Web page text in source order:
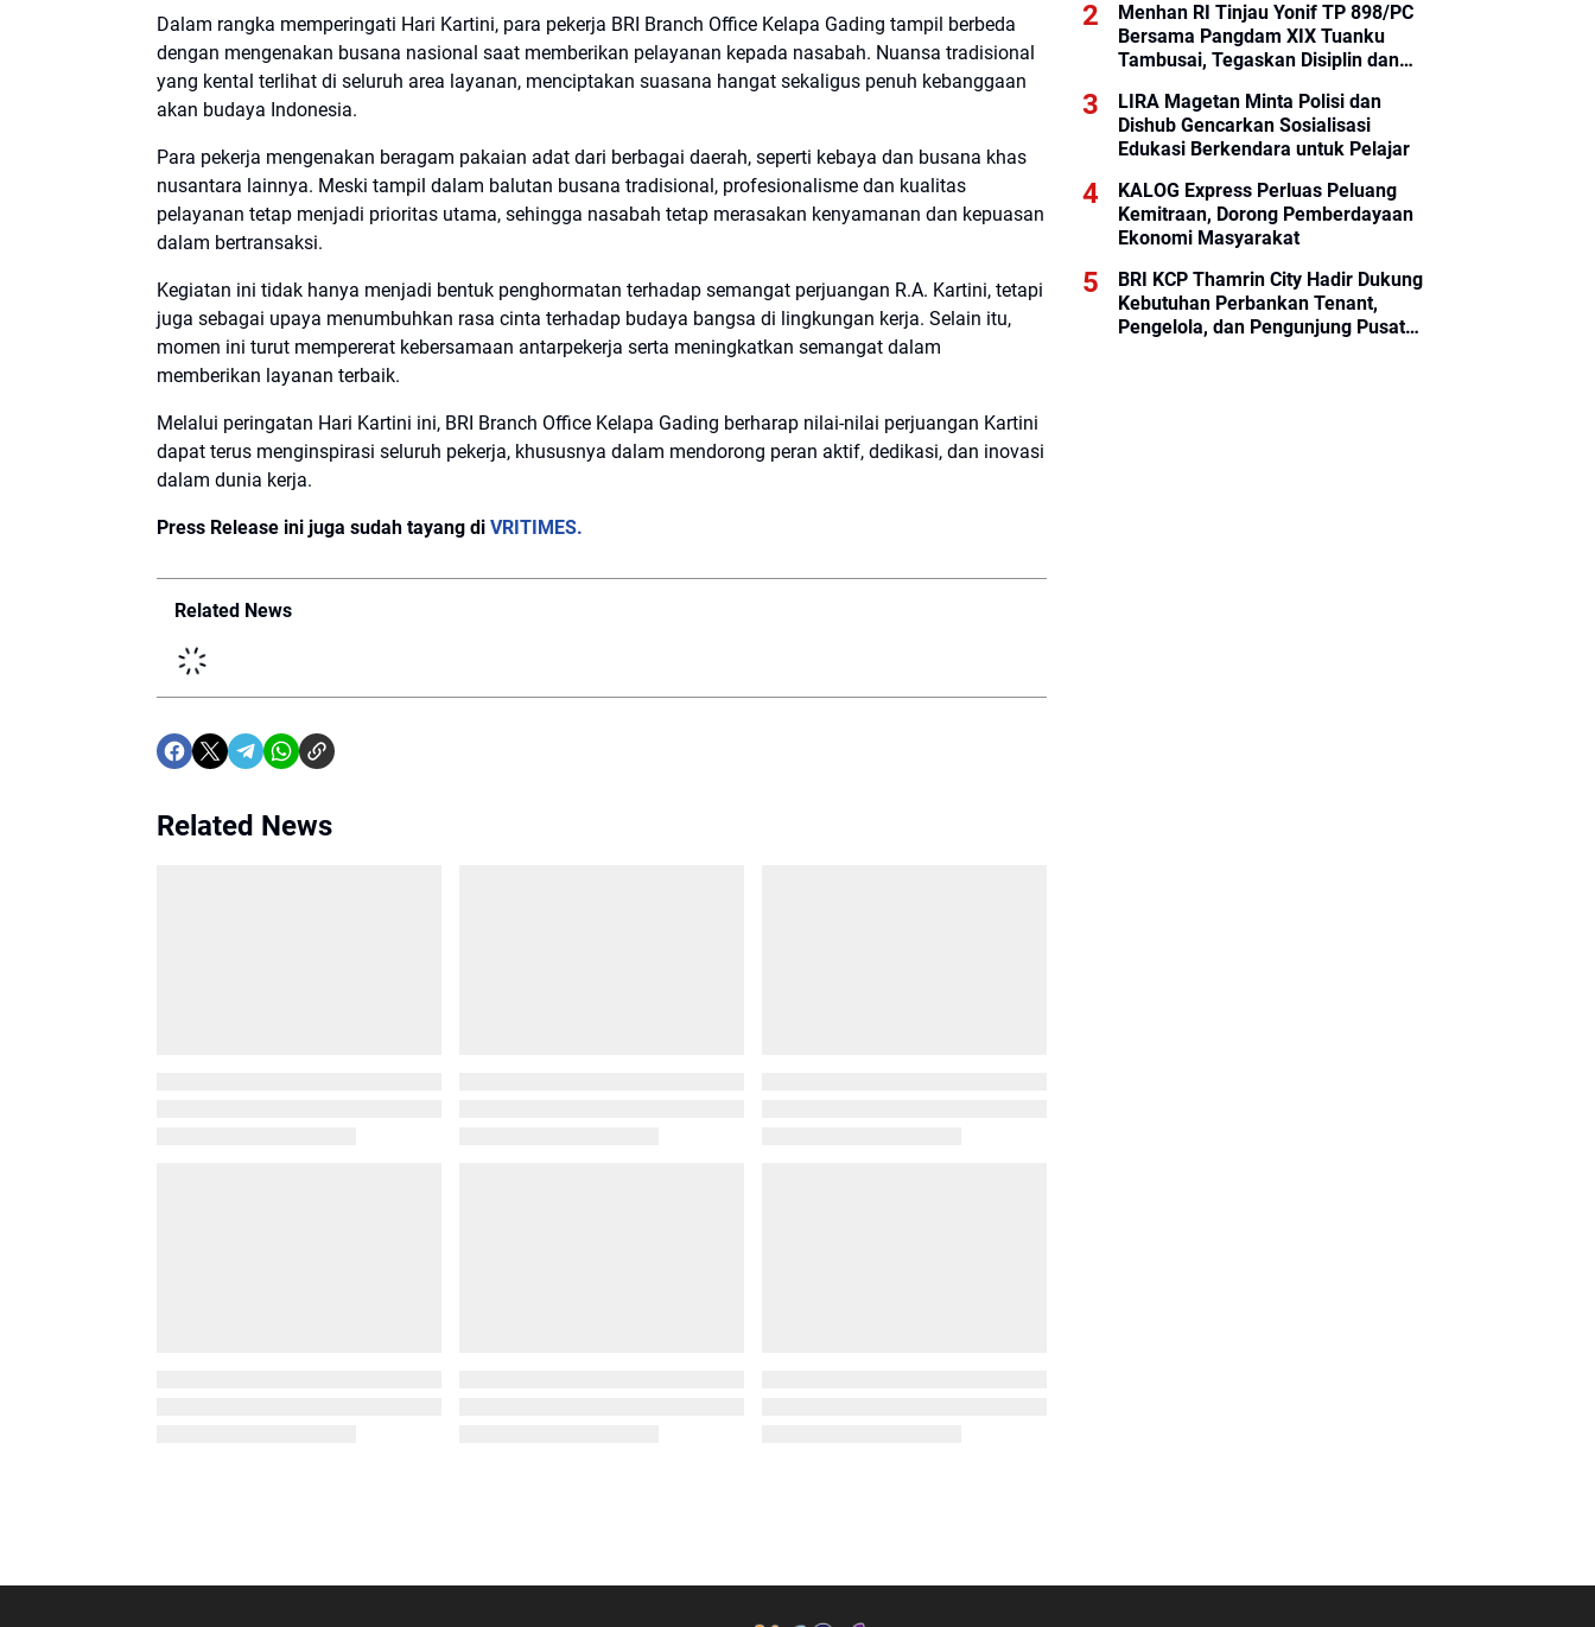
Dalam rangka memperingati Hari Kartini, para pekerja BRI Branch Office Kelapa Gading tampil berbeda
dengan mengenakan busana nasional saat memberikan pelayanan kepada nasabah. Nuansa tradisional
yang kental terlihat di seluruh area layanan, menciptakan suasana hangat sekaligus penuh kebanggaan
akan budaya Indonesia.
Para pekerja mengenakan beragam pakaian adat dari berbagai daerah, seperti kebaya dan busana khas
nusantara lainnya. Meski tampil dalam balutan busana tradisional, profesionalisme dan kualitas
pelayanan tetap menjadi prioritas utama, sehingga nasabah tetap merasakan kenyamanan dan kepuasan
dalam bertransaksi.
Kegiatan ini tidak hanya menjadi bentuk penghormatan terhadap semangat perjuangan R.A. Kartini, tetapi
juga sebagai upaya menumbuhkan rasa cinta terhadap budaya bangsa di lingkungan kerja. Selain itu,
momen ini turut mempererat kebersamaan antarpekerja serta meningkatkan semangat dalam
memberikan layanan terbaik.
Melalui peringatan Hari Kartini ini, BRI Branch Office Kelapa Gading berharap nilai-nilai perjuangan Kartini
dapat terus menginspirasi seluruh pekerja, khususnya dalam mendorong peran aktif, dedikasi, dan inovasi
dalam dunia kerja.
Press Release ini juga sudah tayang di VRITIMES.
Related News
Related News
Menhan RI Tinjau Yonif TP 898/PC
Bersama Pangdam XIX Tuanku
Tambusai, Tegaskan Disiplin dan
LIRA Magetan Minta Polisi dan
Dishub Gencarkan Sosialisasi
Edukasi Berkendara untuk Pelajar
KALOG Express Perluas Peluang
Kemitraan, Dorong Pemberdayaan
Ekonomi Masyarakat
BRI KCP Thamrin City Hadir Dukung
Kebutuhan Perbankan Tenant,
Pengelola, dan Pengunjung Pusat